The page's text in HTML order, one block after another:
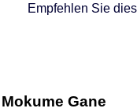
Empfehlen Sie
Mokume Gane